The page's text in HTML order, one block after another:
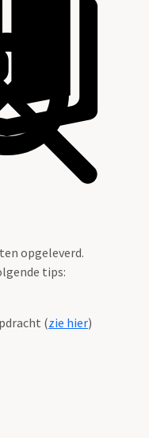
opgeleverd.
tips:
(zie hier)